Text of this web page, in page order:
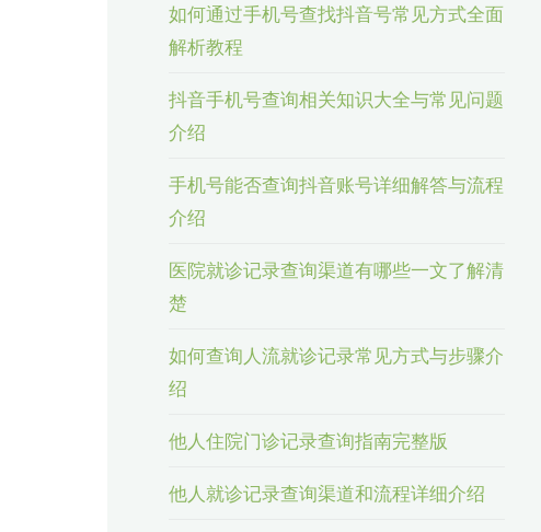
如何通过手机号查找抖音号常见方式全面
解析教程
抖音手机号查询相关知识大全与常见问题
介绍
手机号能否查询抖音账号详细解答与流程
介绍
医院就诊记录查询渠道有哪些一文了解清
楚
如何查询人流就诊记录常见方式与步骤介
绍
他人住院门诊记录查询指南完整版
他人就诊记录查询渠道和流程详细介绍